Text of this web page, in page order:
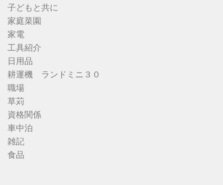
子どもと共に
家庭菜園
家電
工具紹介
日用品
耕運機 ランドミニ３０
職場
草苅
資格関係
車中泊
雑記
食品